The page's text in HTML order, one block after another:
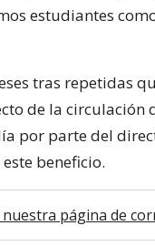
estudiantes
tras repetidas
de la circulación
por parte del
beneficio.
nuestra página de